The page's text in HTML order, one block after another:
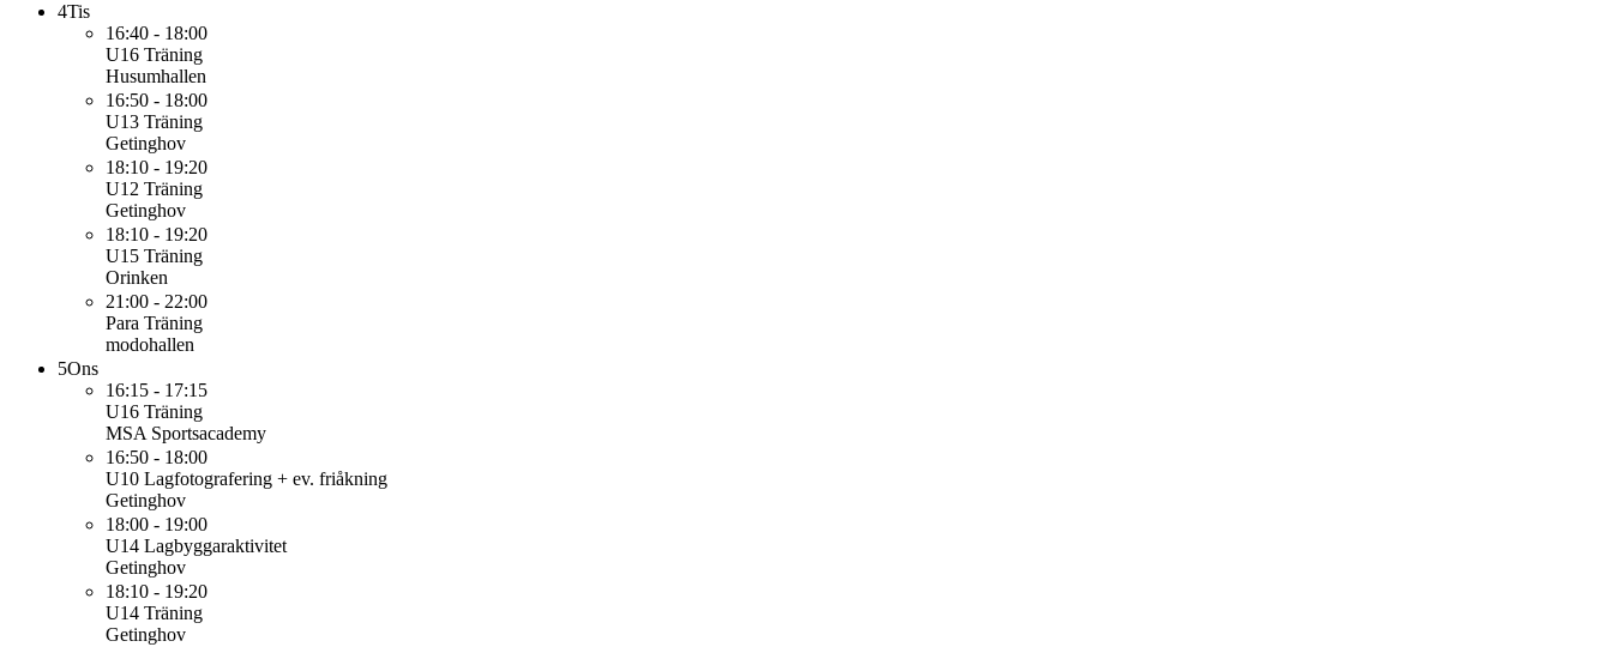
4Tis
16:40 - 18:00
U16 Träning
Husumhallen
16:50 - 18:00
U13 Träning
Getinghov
18:10 - 19:20
U12 Träning
Getinghov
18:10 - 19:20
U15 Träning
Orinken
21:00 - 22:00
Para Träning
modohallen
5Ons
16:15 - 17:15
U16 Träning
MSA Sportsacademy
16:50 - 18:00
U10 Lagfotografering + ev. friåkning
Getinghov
18:00 - 19:00
U14 Lagbyggaraktivitet
Getinghov
18:10 - 19:20
U14 Träning
Getinghov